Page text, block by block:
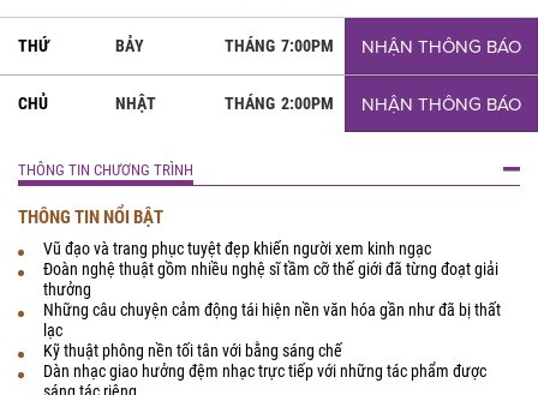
THỨ BẢY THÁNG 7:00PM NHẬN THÔNG BÁO
CHỦ NHẬT THÁNG 2:00PM NHẬN THÔNG BÁO
THÔNG TIN CHƯƠNG TRÌNH
THÔNG TIN NỔI BẬT
Vũ đạo và trang phục tuyệt đẹp khiến người xem kinh ngạc
Đoàn nghệ thuật gồm nhiều nghệ sĩ tầm cỡ thế giới đã từng đoạt giải
thưởng
Những câu chuyện cảm động tái hiện nền văn hóa gần như đã bị thất
lạc
Kỹ thuật phông nền tối tân với bằng sáng chế
Dàn nhạc giao hưởng đệm nhạc trực tiếp với những tác phẩm được